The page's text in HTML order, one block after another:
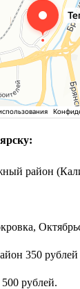
район
350 рублей
рублей.